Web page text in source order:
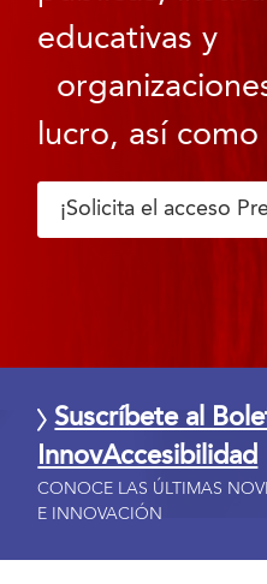
educativas y
lucro, así
¡Solicita el acceso
Suscríbete al
InnovAccesibilidad
CONOCE LAS ÚLTIMAS
E INNOVACIÓN